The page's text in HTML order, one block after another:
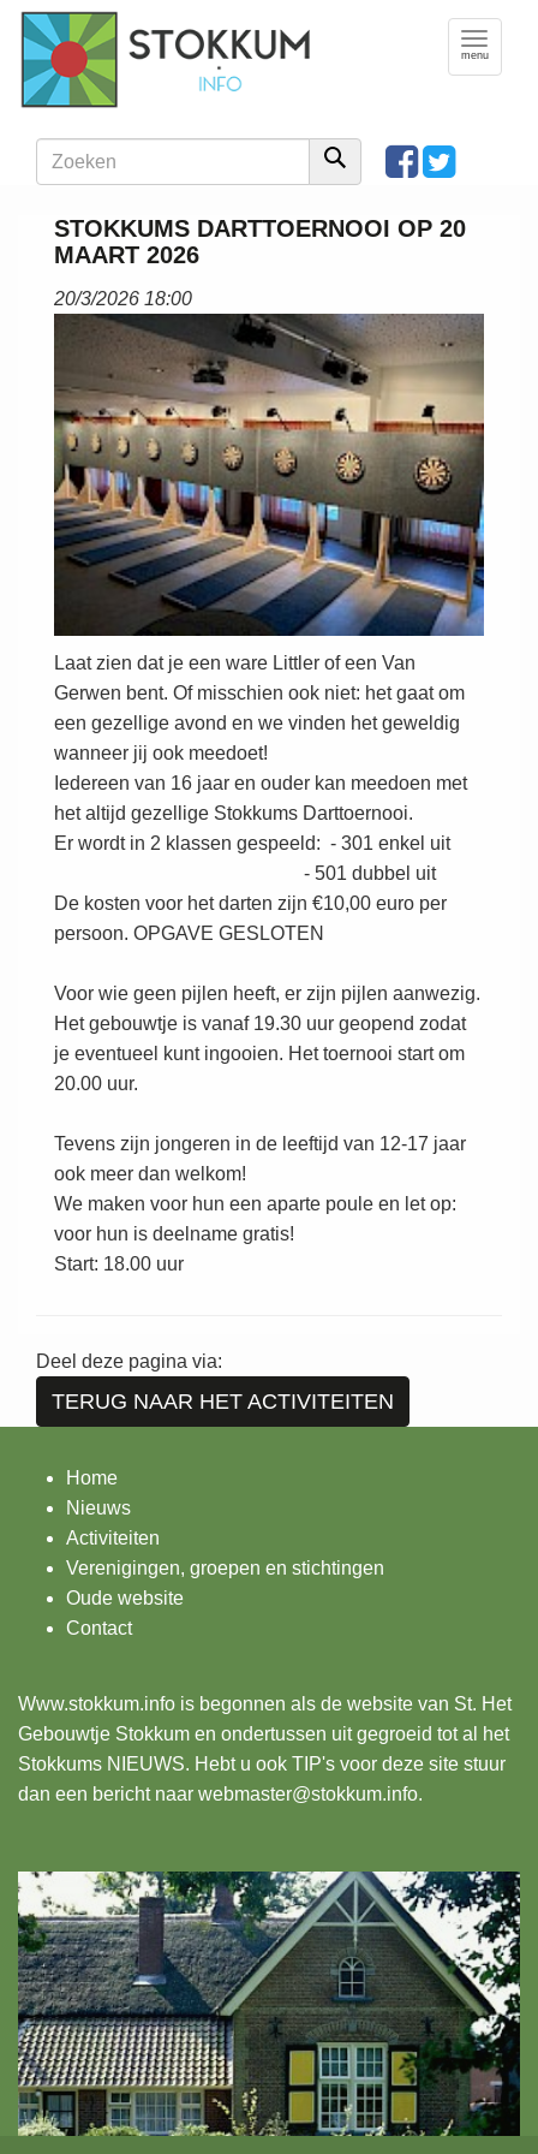
Toggle
navigation
menu
STOKKUMS DARTTOERNOOI OP 20
MAART 2026
20/3/2026 18:00
Laat zien dat je een ware Littler of een Van
Gerwen bent. Of misschien ook niet: het gaat om
een gezellige avond en we vinden het geweldig
wanneer jij ook meedoet!
Iedereen van 16 jaar en ouder kan meedoen met
het altijd gezellige Stokkums Darttoernooi.
Er wordt in 2 klassen gespeeld: - 301 enkel uit
- 501 dubbel uit
De kosten voor het darten zijn €10,00 euro per
persoon. OPGAVE GESLOTEN
Voor wie geen pijlen heeft, er zijn pijlen aanwezig.
Het gebouwtje is vanaf 19.30 uur geopend zodat
je eventueel kunt ingooien. Het toernooi start om
20.00 uur.
Tevens zijn jongeren in de leeftijd van 12-17 jaar
ook meer dan welkom!
We maken voor hun een aparte poule en let op:
voor hun is deelname gratis!
Start: 18.00 uur
Deel deze pagina via:
TERUG NAAR HET ACTIVITEITEN
Home
Nieuws
Activiteiten
Verenigingen, groepen en stichtingen
Oude website
Contact
Www.stokkum.info is begonnen als de website van St. Het
Gebouwtje Stokkum en ondertussen uit gegroeid tot al het
Stokkums NIEUWS. Hebt u ook TIP's voor deze site stuur
dan een bericht naar webmaster@stokkum.info.